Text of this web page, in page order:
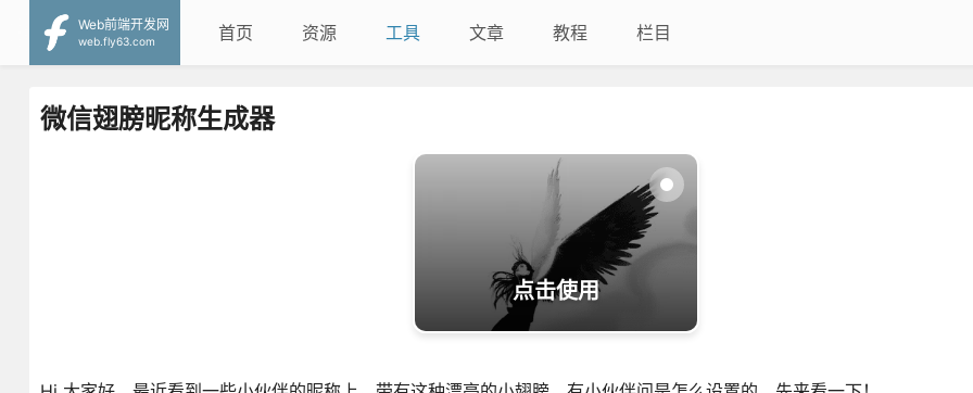
Web前端开发网
web.fly63.com
首页 资源 工具 文章 教程 栏目
微信翅膀昵称生成器
点击使用